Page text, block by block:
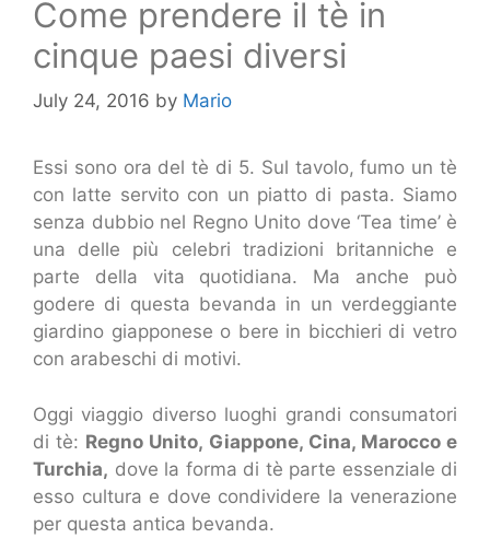
Come prendere il tè in
cinque paesi diversi
July 24, 2016 by Mario
Essi sono ora del tè di 5. Sul tavolo, fumo un tè
con latte servito con un piatto di pasta. Siamo
senza dubbio nel Regno Unito dove ‘Tea time’ è
una delle più celebri tradizioni britanniche e
parte della vita quotidiana. Ma anche può
godere di questa bevanda in un verdeggiante
giardino giapponese o bere in bicchieri di vetro
con arabeschi di motivi.
Oggi viaggio diverso luoghi grandi consumatori
di tè: Regno Unito, Giappone, Cina, Marocco e
Turchia, dove la forma di tè parte essenziale di
esso cultura e dove condividere la venerazione
per questa antica bevanda.